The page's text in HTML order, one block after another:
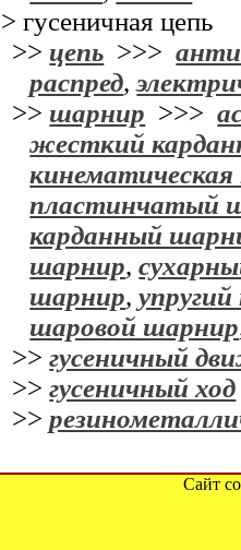
> гусеничная цепь
>> цепь >>>
распред,
>> шарнир >>>
жесткий
кинематическая
пластинчатый
карданный
шарнир,
шарнир,
шаровой шарнир
>>гусеничный
>>гусеничный ход
>>
Сайт